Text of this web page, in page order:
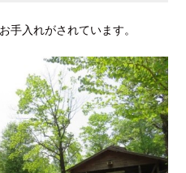
手入れがされています。